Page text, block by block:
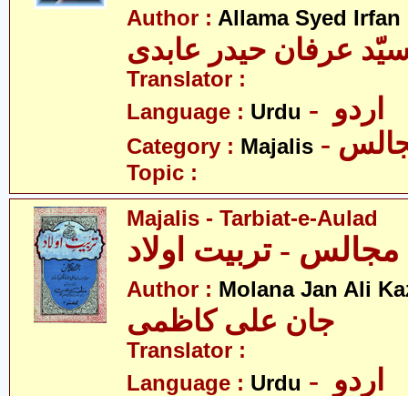
Author : Allama Syed
عرفان حیدر عابدی
Translator :
Language : Urdu
Category : Majalis
Topic :
Majalis - Tarbiat-e-Aulad
Author : Molana Jan Ali
جان علی کاظمی
Translator :
Language : Urdu